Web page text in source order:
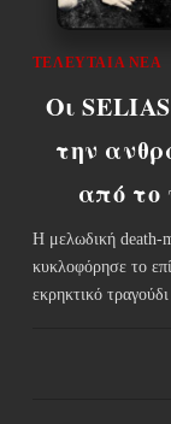
ΤΕΛΕΥΤΑΊΑ ΝΈΑ
Οι
την
από το
Η μελωδική death-
κυκλοφόρησε το
εκρηκτικό